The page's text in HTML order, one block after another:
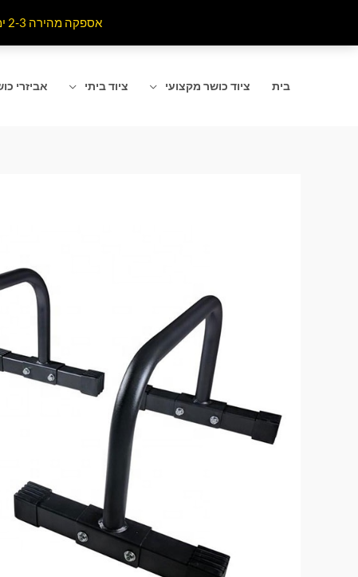
אספקה מהירה 2-3 ימי עסקים לרוב אזורי הארץ . האתר מתעדכן כל רגע מומלץ לרענן את הדף שאתם נמצאים בו
בית ציוד כושר מקצועי ציוד ביתי אביזרי